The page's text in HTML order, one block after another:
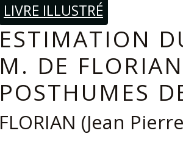
LIVRE ILLUSTRÉ
ESTIMATION
M. DE
POSTHUMES
FLORIAN (Jean